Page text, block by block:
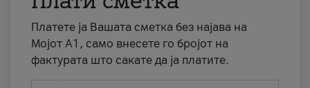
Платете ја Вашата сметка без најава на
Мојот А1, само внесете го бројот на
фактурата што сакате да ја платите.